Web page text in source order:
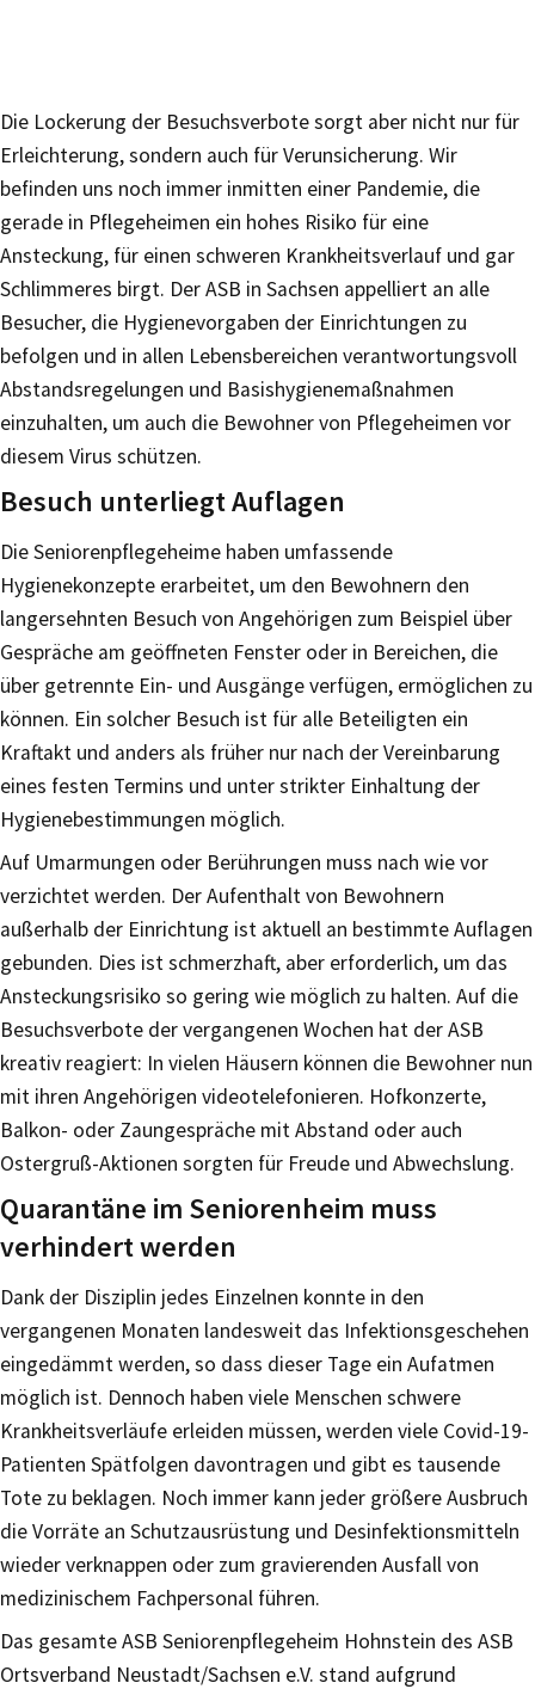
Die Lockerung der Besuchsverbote sorgt aber nicht nur für
Erleichterung, sondern auch für Verunsicherung. Wir
befinden uns noch immer inmitten einer Pandemie, die
gerade in Pflegeheimen ein hohes Risiko für eine
Ansteckung, für einen schweren Krankheitsverlauf und gar
Schlimmeres birgt. Der ASB in Sachsen appelliert an alle
Besucher, die Hygienevorgaben der Einrichtungen zu
befolgen und in allen Lebensbereichen verantwortungsvoll
Abstandsregelungen und Basishygienemaßnahmen
einzuhalten, um auch die Bewohner von Pflegeheimen vor
diesem Virus schützen.
Besuch unterliegt Auflagen
Die Seniorenpflegeheime haben umfassende
Hygienekonzepte erarbeitet, um den Bewohnern den
langersehnten Besuch von Angehörigen zum Beispiel über
Gespräche am geöffneten Fenster oder in Bereichen, die
über getrennte Ein- und Ausgänge verfügen, ermöglichen zu
können. Ein solcher Besuch ist für alle Beteiligten ein
Kraftakt und anders als früher nur nach der Vereinbarung
eines festen Termins und unter strikter Einhaltung der
Hygienebestimmungen möglich.
Auf Umarmungen oder Berührungen muss nach wie vor
verzichtet werden. Der Aufenthalt von Bewohnern
außerhalb der Einrichtung ist aktuell an bestimmte Auflagen
gebunden. Dies ist schmerzhaft, aber erforderlich, um das
Ansteckungsrisiko so gering wie möglich zu halten. Auf die
Besuchsverbote der vergangenen Wochen hat der ASB
kreativ reagiert: In vielen Häusern können die Bewohner nun
mit ihren Angehörigen videotelefonieren. Hofkonzerte,
Balkon- oder Zaungespräche mit Abstand oder auch
Ostergruß-Aktionen sorgten für Freude und Abwechslung.
Quarantäne im Seniorenheim muss
verhindert werden
Dank der Disziplin jedes Einzelnen konnte in den
vergangenen Monaten landesweit das Infektionsgeschehen
eingedämmt werden, so dass dieser Tage ein Aufatmen
möglich ist. Dennoch haben viele Menschen schwere
Krankheitsverläufe erleiden müssen, werden viele Covid-19-
Patienten Spätfolgen davontragen und gibt es tausende
Tote zu beklagen. Noch immer kann jeder größere Ausbruch
die Vorräte an Schutzausrüstung und Desinfektionsmitteln
wieder verknappen oder zum gravierenden Ausfall von
medizinischem Fachpersonal führen.
Das gesamte ASB Seniorenpflegeheim Hohnstein des ASB
Ortsverband Neustadt/Sachsen e.V. stand aufgrund